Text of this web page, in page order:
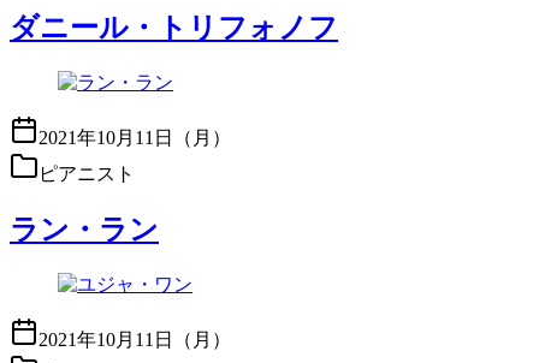
ダニール・トリフォノフ
2021年10月11日（月）
ピアニスト
ラン・ラン
2021年10月11日（月）